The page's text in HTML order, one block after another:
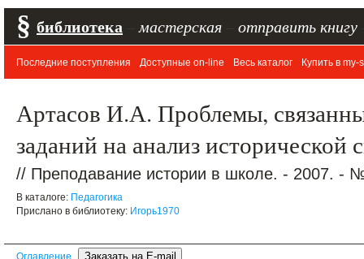
§ библиотека мастерская отправить книгу
Последние поступления Доступные on-line Весь каталог Купить в my-
Артасов И.А. Проблемы,
заданий на анализ исторической
// Преподавание истории в школе. - 2007. -
В каталоге: Педагогика
Прислано в библиотеку: Игорь1970
Оглавление